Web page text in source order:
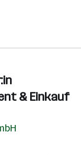
& Einkauf